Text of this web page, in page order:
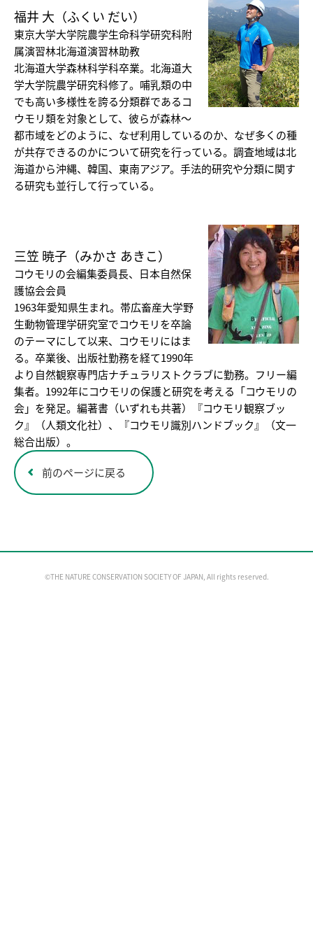
福井 大（ふくい だい）
東京大学大学院農学生命科学研究科附
属演習林北海道演習林助教
北海道大学森林科学科卒業。北海道大
学大学院農学研究科修了。哺乳類の中
でも高い多様性を誇る分類群であるコ
ウモリ類を対象として、彼らが森林〜
都市域をどのように、なぜ利用しているのか、なぜ多くの種
が共存できるのかについて研究を行っている。調査地域は北
海道から沖縄、韓国、東南アジア。手法的研究や分類に関す
る研究も並行して行っている。
三笠 暁子（みかさ あきこ）
コウモリの会編集委員長、日本自然保
護協会会員
1963年愛知県生まれ。帯広畜産大学野
生動物管理学研究室でコウモリを卒論
のテーマにして以来、コウモリにはま
る。卒業後、出版社勤務を経て1990年
より自然観察専門店ナチュラリストクラブに勤務。フリー編
集者。1992年にコウモリの保護と研究を考える「コウモリの
会」を発足。編著書（いずれも共著）『コウモリ観察ブッ
ク』（人類文化社）、『コウモリ識別ハンドブック』（文一
総合出版）。
前のページに戻る
©THE NATURE CONSERVATION SOCIETY OF JAPAN, All rights reserved.